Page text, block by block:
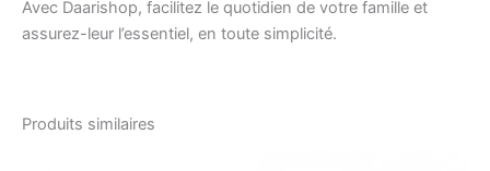
Avec Daarishop, facilitez le quotidien de votre famille et
assurez-leur l’essentiel, en toute simplicité.
Produits similaires